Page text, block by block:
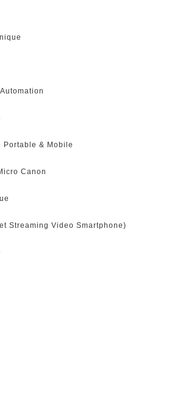
Portable & Mobile
Canon
Streaming Video Smartphone)